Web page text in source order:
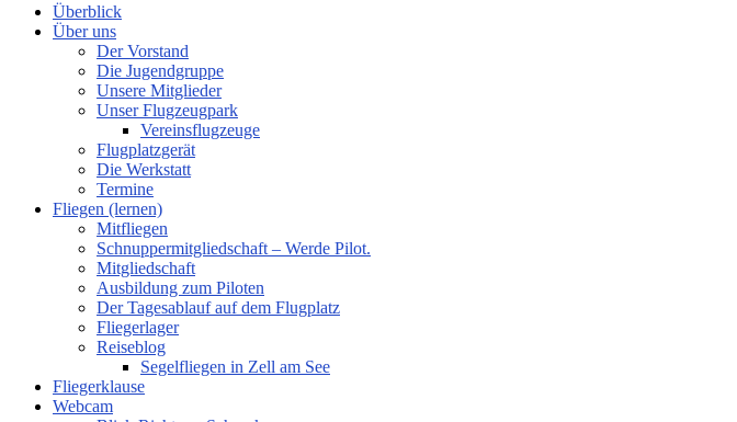
Überblick
Über uns
Der Vorstand
Die Jugendgruppe
Unsere Mitglieder
Unser Flugzeugpark
Vereinsflugzeuge
Flugplatzgerät
Die Werkstatt
Termine
Fliegen (lernen)
Mitfliegen
Schnuppermitgliedschaft – Werde Pilot.
Mitgliedschaft
Ausbildung zum Piloten
Der Tagesablauf auf dem Flugplatz
Fliegerlager
Reiseblog
Segelfliegen in Zell am See
Fliegerklause
Webcam